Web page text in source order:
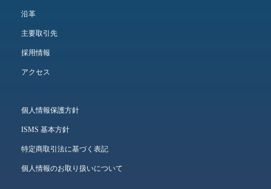
沿革
主要取引先
採用情報
アクセス
個人情報保護方針
ISMS 基本方針
特定商取引法に基づく表記
個人情報のお取り扱いについて